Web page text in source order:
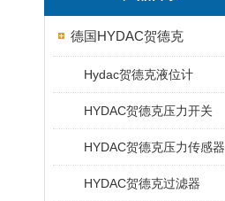
德国HYDAC贺德克
Hydac贺德克液位计
HYDAC贺德克压力开关
HYDAC贺德克压力传感器
HYDAC贺德克过滤器